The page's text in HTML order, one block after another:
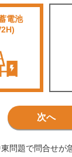
電池
次へ
問題で問合せが